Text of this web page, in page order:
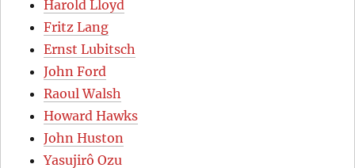
Harold Lloyd
Fritz Lang
Ernst Lubitsch
John Ford
Raoul Walsh
Howard Hawks
John Huston
Yasujirô Ozu